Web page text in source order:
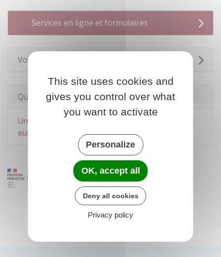
Services en ligne et formulaires
Voir aussi
Questions ? Réponses !
Un Français peut-il être expulsé d'un pays
européen ou de la Suisse ?
This site uses cookies and
gives you control over what
you want to activate
Personalize
OK, accept all
Deny all cookies
Privacy policy